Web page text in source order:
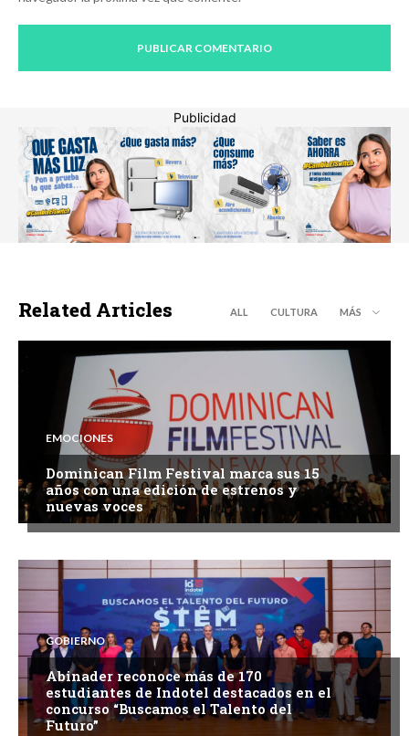
Publicidad
Related Articles ALL CULTURA MÁS
EMOCIONES
Dominican Film Festival marca sus 15
años con una edición de estrenos y
nuevas voces
GOBIERNO
Abinader reconoce más de 170
estudiantes de Indotel destacados en el
concurso “Buscamos el Talento del
Futuro”